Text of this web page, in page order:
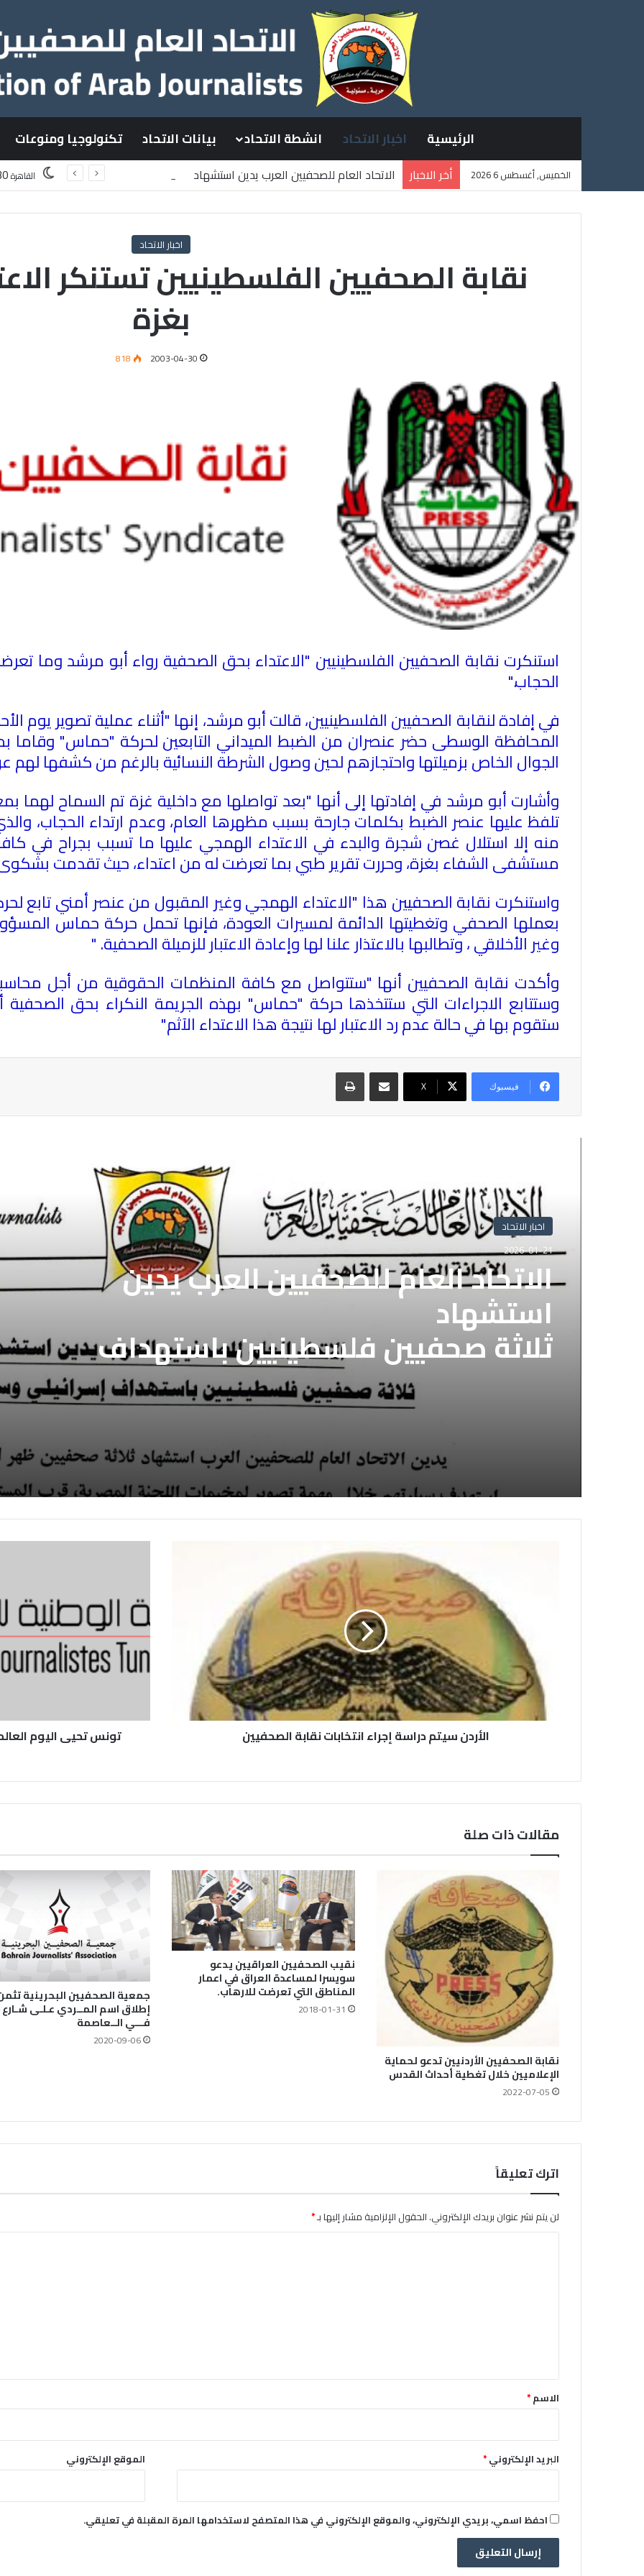
الرئيسية اخبار الاتحاد انشطة الاتحاد بيانات الاتحاد تكنولوجيا ومنوعات
الخميس, أغسطس 6 2026 أخر الاخبار
الاتحاد العام للصحفيين العرب يدين استشهاد
القاهرة
اخبار الاتحاد
نقابة الصحفيين الفلسطينيين تستنكر
بغزة
2003-04-30
818
استنكرت نقابة الصحفيين الفلسطينيين "الاعتداء بحق الصحفية رواء أبو مرشد وما
الحجاب".
في إفادة لنقابة الصحفيين الفلسطينيين، قالت أبو مرشد، إنها "أثناء عملية تصوير
المحافظة الوسطى حضر عنصران من الضبط الميداني التابعين لحركة "حماس" وقاما
الجوال الخاص بزميلتها واحتجازهم لحين وصول الشرطة النسائية بالرغم من كشفها
وأشارت أبو مرشد في إفادتها إلى أنها "بعد تواصلها مع داخلية غزة تم السماح لهما
تلفظ عليها عنصر الضبط بكلمات جارحة بسبب مظهرها العام، وعدم ارتداء الحجاب،
منه إلا استلال غصن شجرة والبدء في الاعتداء الهمجي عليها ما تسبب بجراح في
مستشفى الشفاء بغزة، وحررت تقرير طبي بما تعرضت له من اعتداء، حيث تقدمت بشكوى
واستنكرت نقابة الصحفيين هذا "الاعتداء الهمجي وغير المقبول من عنصر أمني
بعملها الصحفي وتغطيتها الدائمة لمسيرات العودة، فإنها تحمل حركة حماس
وغير الأخلاقي ، وتطالبها بالاعتذار علنا لها وإعادة الاعتبار للزميلة الصحفية" .
وأكدت نقابة الصحفيين أنها "ستتواصل مع كافة المنظمات الحقوقية من أجل محاسبة
وستتابع الاجراءات التي ستتخذها حركة "حماس" بهذه الجريمة النكراء بحق
ستقوم بها في حالة عدم رد الاعتبار لها نتيجة هذا الاعتداء الآثم"
فيسبوك X
مشاركة عبر البريد طباعة
اخبار الاتحاد
2026-01-21
الاتحاد العام للصحفيين العرب يدين
استشهاد
ثلاثة صحفيين فلسطينيين باستهداف
إسرائيلي وسط قطاع غزة
الأردن سيتم دراسة إجراء انتخابات نقابة الصحفيين تونس تحيى اليوم
مقالات ذات صلة
نقابة الصحفيين الأردنيين تدعو لحماية
الإعلاميين خلال تغطية أحداث القدس
2022-07-05
نقيب الصحفيين العراقيين يدعو
سويسرا لمساعدة العراق في اعمار
المناطق التي تعرضت للارهاب.
2018-01-31
جمعية الصحفيين البحرينية
فـــي الــعاصمة
2020-09-06
اترك تعليقاً
لن يتم نشر عنوان بريدك الإلكتروني.الحقول الإلزامية مشار إليها بـ*
*الاسم*
البريد الإلكتروني* الموقع الإلكتروني
احفظ اسمي، بريدي الإلكتروني، والموقع الإلكتروني في هذا المتصفح لاستخدامها المرة المقبلة في تعليقي.